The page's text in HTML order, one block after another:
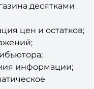
десятками
цен и остатков;
информации;